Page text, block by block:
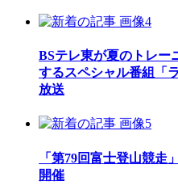
BSテレ東が夏のトレー
するスペシャル番組「
放送
「第79回富士登山競走
開催